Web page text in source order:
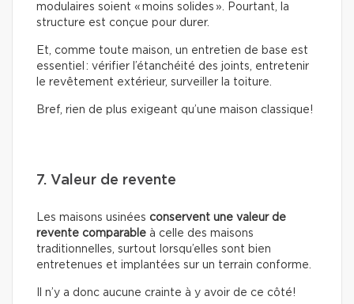
modulaires soient « moins solides ». Pourtant, la
structure est conçue pour durer.
Et, comme toute maison, un entretien de base est
essentiel : vérifier l’étanchéité des joints, entretenir
le revêtement extérieur, surveiller la toiture.
Bref, rien de plus exigeant qu’une maison classique!
7. Valeur de revente
Les maisons usinées conservent une valeur de
revente comparable à celle des maisons
traditionnelles, surtout lorsqu’elles sont bien
entretenues et implantées sur un terrain conforme.
Il n’y a donc aucune crainte à y avoir de ce côté!